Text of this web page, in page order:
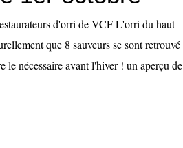
d'orri de VCF L'orri du haut
que 8 sauveurs se sont retrouvé
le nécessaire avant l'hiver ! un aperçu de